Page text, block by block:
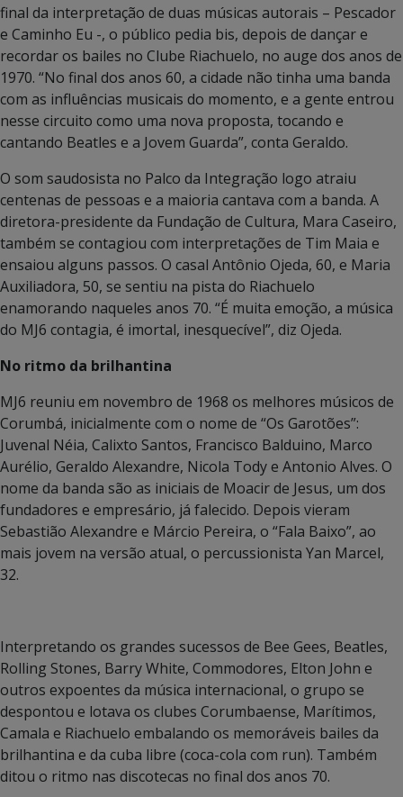
final da interpretação de duas músicas autorais – Pescador
e Caminho Eu -, o público pedia bis, depois de dançar e
recordar os bailes no Clube Riachuelo, no auge dos anos de
1970. “No final dos anos 60, a cidade não tinha uma banda
com as influências musicais do momento, e a gente entrou
nesse circuito como uma nova proposta, tocando e
cantando Beatles e a Jovem Guarda”, conta Geraldo.
O som saudosista no Palco da Integração logo atraiu
centenas de pessoas e a maioria cantava com a banda. A
diretora-presidente da Fundação de Cultura, Mara Caseiro,
também se contagiou com interpretações de Tim Maia e
ensaiou alguns passos. O casal Antônio Ojeda, 60, e Maria
Auxiliadora, 50, se sentiu na pista do Riachuelo
enamorando naqueles anos 70. “É muita emoção, a música
do MJ6 contagia, é imortal, inesquecível”, diz Ojeda.
No ritmo da brilhantina
MJ6 reuniu em novembro de 1968 os melhores músicos de
Corumbá, inicialmente com o nome de “Os Garotões”:
Juvenal Néia, Calixto Santos, Francisco Balduino, Marco
Aurélio, Geraldo Alexandre, Nicola Tody e Antonio Alves. O
nome da banda são as iniciais de Moacir de Jesus, um dos
fundadores e empresário, já falecido. Depois vieram
Sebastião Alexandre e Márcio Pereira, o “Fala Baixo”, ao
mais jovem na versão atual, o percussionista Yan Marcel,
32.
Interpretando os grandes sucessos de Bee Gees, Beatles,
Rolling Stones, Barry White, Commodores, Elton John e
outros expoentes da música internacional, o grupo se
despontou e lotava os clubes Corumbaense, Marítimos,
Camala e Riachuelo embalando os memoráveis bailes da
brilhantina e da cuba libre (coca-cola com run). Também
ditou o ritmo nas discotecas no final dos anos 70.